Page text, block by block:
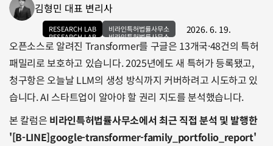
김형민 대표 변리사
RESEARCH LAB
RESEARCH LAB
비라인특허법률사무소
비라인특허법률사무소
2026. 6. 19.
오픈소스로 알려진 Transformer를 구글은 13개국·48건의 특허
패밀리로 보호하고 있습니다. 2025년에도 새 특허가 등록됐고,
청구항은 오늘날 LLM의 생성 방식까지 커버하려고 시도하고 있
습니다. AI 스타트업이 알아야 할 권리 지도를 분석했습니다.
본 칼럼은 비라인특허법률사무소에서 최근 직접 분석 및 발행한